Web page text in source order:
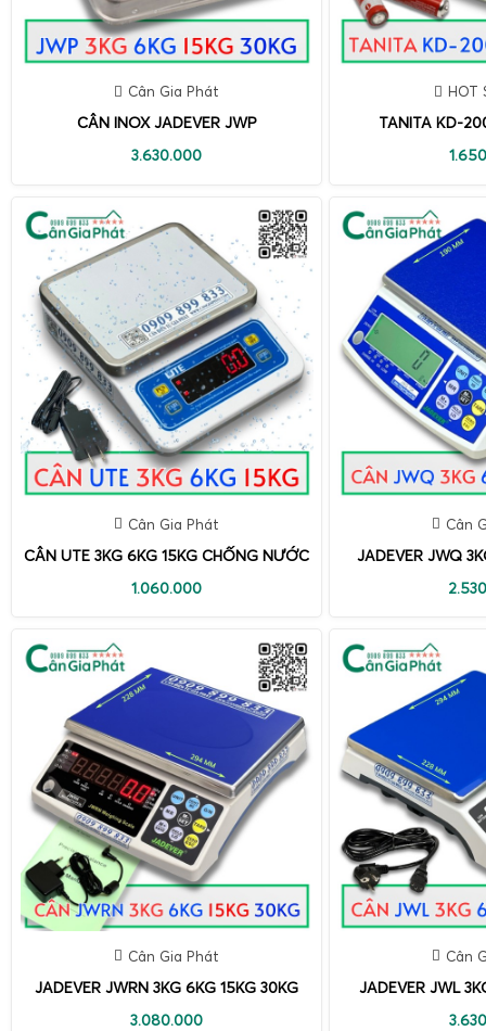
Cân Gia Phát
CÂN INOX JADEVER JWP
3.630.000
HOT
TANITA KD-
Cân Gia Phát
CÂN UTE 3KG 6KG 15KG CHỐNG NƯỚC
1.060.000
Cân
JADEVER JWQ
Cân Gia Phát
JADEVER JWRN 3KG 6KG 15KG 30KG
3.080.000
Cân
JADEVER JWL